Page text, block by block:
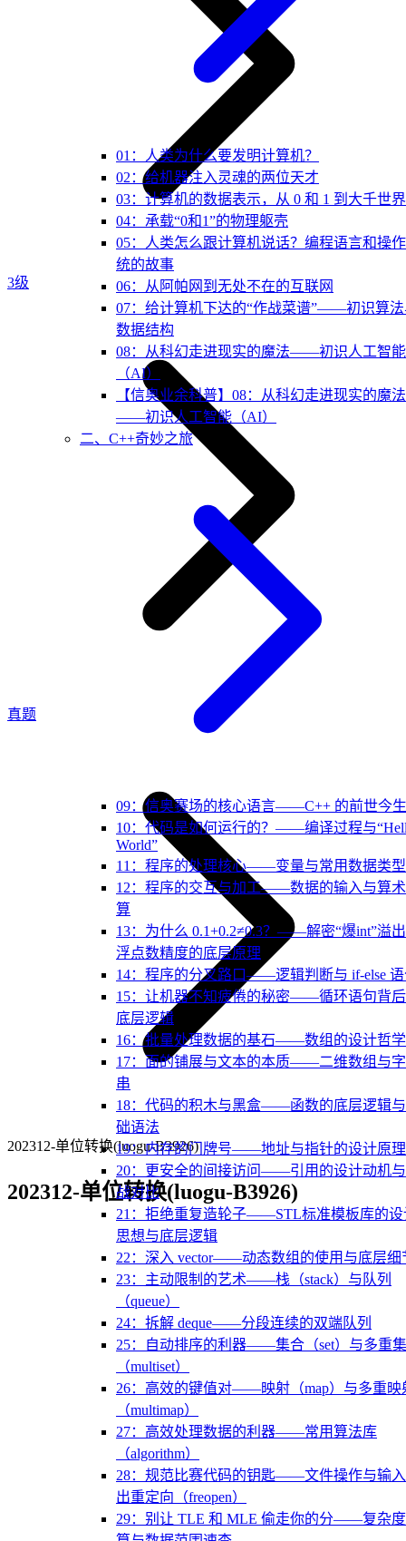
01：人类为什么要发明计算机？
02：给机器注入灵魂的两位天才
03：计算机的数据表示，从 0 和 1 到大千世界
04：承载“0和1”的物理躯壳
05：人类怎么跟计算机说话？编程语言和操
统的故事
06：从阿帕网到无处不在的互联网
07：给计算机下达的“作战菜谱”——初识算
数据结构
08：从科幻走进现实的魔法——初识人工智能
（AI）
【信奥业余科普】08：从科幻走进现实的魔法
——初识人工智能（AI）
二、C++奇妙之旅
09：信奥赛场的核心语言——C++ 的前世今生
10：代码是如何运行的？——编译过程与
World”
11：程序的处理核心——变量与常用数据类型
12：程序的交互与加工——数据的输入与算
算
13：为什么 0.1+0.2≠0.3？——解密“爆int”溢
浮点数精度的底层原理
14：程序的分叉路口——逻辑判断与 if-else
15：让机器不知疲倦的秘密——循环语句背
底层逻辑
16：批量处理数据的基石——数组的设计哲学
17：面的铺展与文本的本质——二维数组与
串
18：代码的积木与黑盒——函数的底层逻辑
础语法
19：内存的门牌号——地址与指针的设计原理
20：更安全的间接访问——引用的设计动机
战对比
21：拒绝重复造轮子——STL标准模板库的设
思想与底层逻辑
22：深入 vector——动态数组的使用与底层细
23：主动限制的艺术——栈（stack）与队列
（queue）
24：拆解 deque——分段连续的双端队列
25：自动排序的利器——集合（set）与多重
（multiset）
26：高效的键值对——映射（map）与多重映
（multimap）
27：高效处理数据的利器——常用算法库
（algorithm）
28：规范比赛代码的钥匙——文件操作与输
出重定向（freopen）
29：别让 TLE 和 MLE 偷走你的分——复杂
3级
真题
202312-单位转换(luogu-B3926)
202312-单位转换(luogu-B3926)